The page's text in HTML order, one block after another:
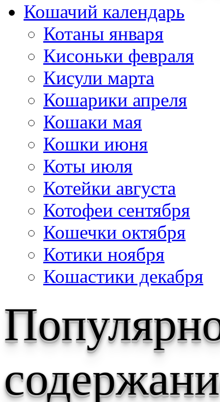
Кошачий календарь
Котаны января
Кисоньки февраля
Кисули марта
Кошарики апреля
Кошаки мая
Кошки июня
Коты июля
Котейки августа
Котофеи сентября
Кошечки октября
Котики ноября
Кошастики декабря